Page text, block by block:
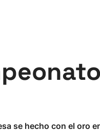
se hecho con el oro